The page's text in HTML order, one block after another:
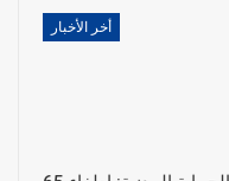
أخر الأخبار